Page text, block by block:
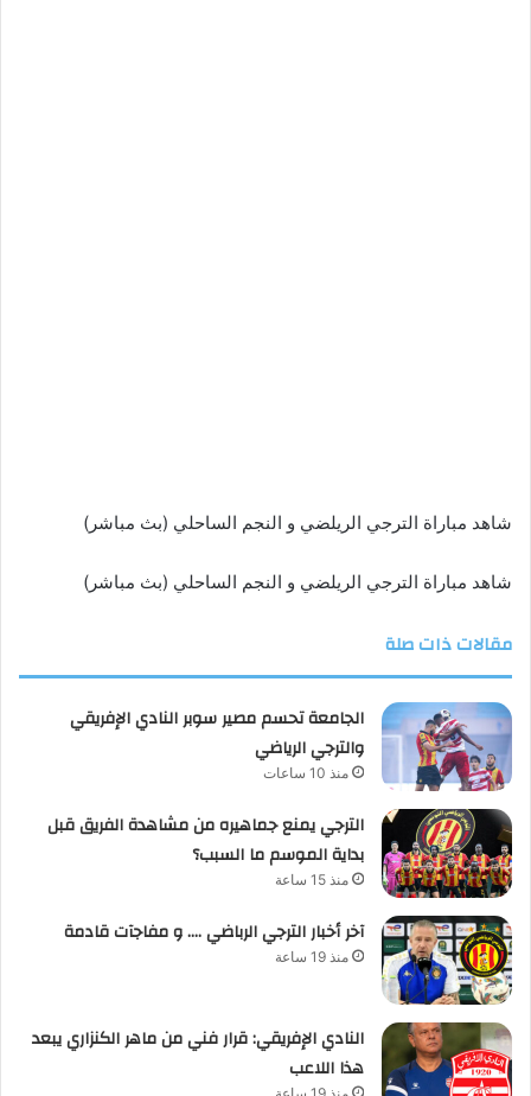
شاهد مباراة الترجي الريلضي و النجم الساحلي (بث مباشر)
شاهد مباراة الترجي الريلضي و النجم الساحلي (بث مباشر)
مقالات ذات صلة
الجامعة تحسم مصير سوبر النادي الإفريقي
والترجي الرياضي
منذ 10 ساعات
الترجي يمنع جماهيره من مشاهدة الفريق قبل
بداية الموسم ما السبب؟
منذ 15 ساعة
آخر أخبار الترجي الرباضي …. و مفاجآت قادمة
منذ 19 ساعة
النادي الإفريقي: قرار فني من ماهر الكنزاري يبعد
هذا اللاعب